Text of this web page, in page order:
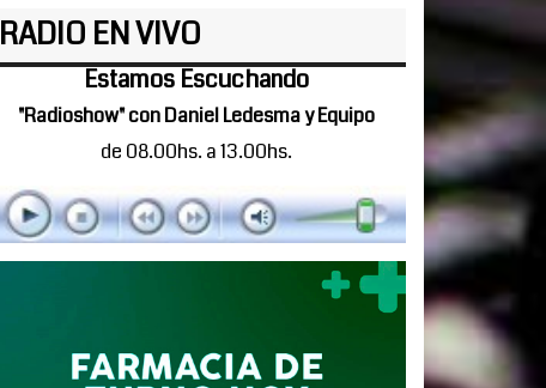
RADIO EN VIVO
Estamos Escuchando
"Radioshow" con Daniel Ledesma y Equipo
de 08.00hs. a 13.00hs.